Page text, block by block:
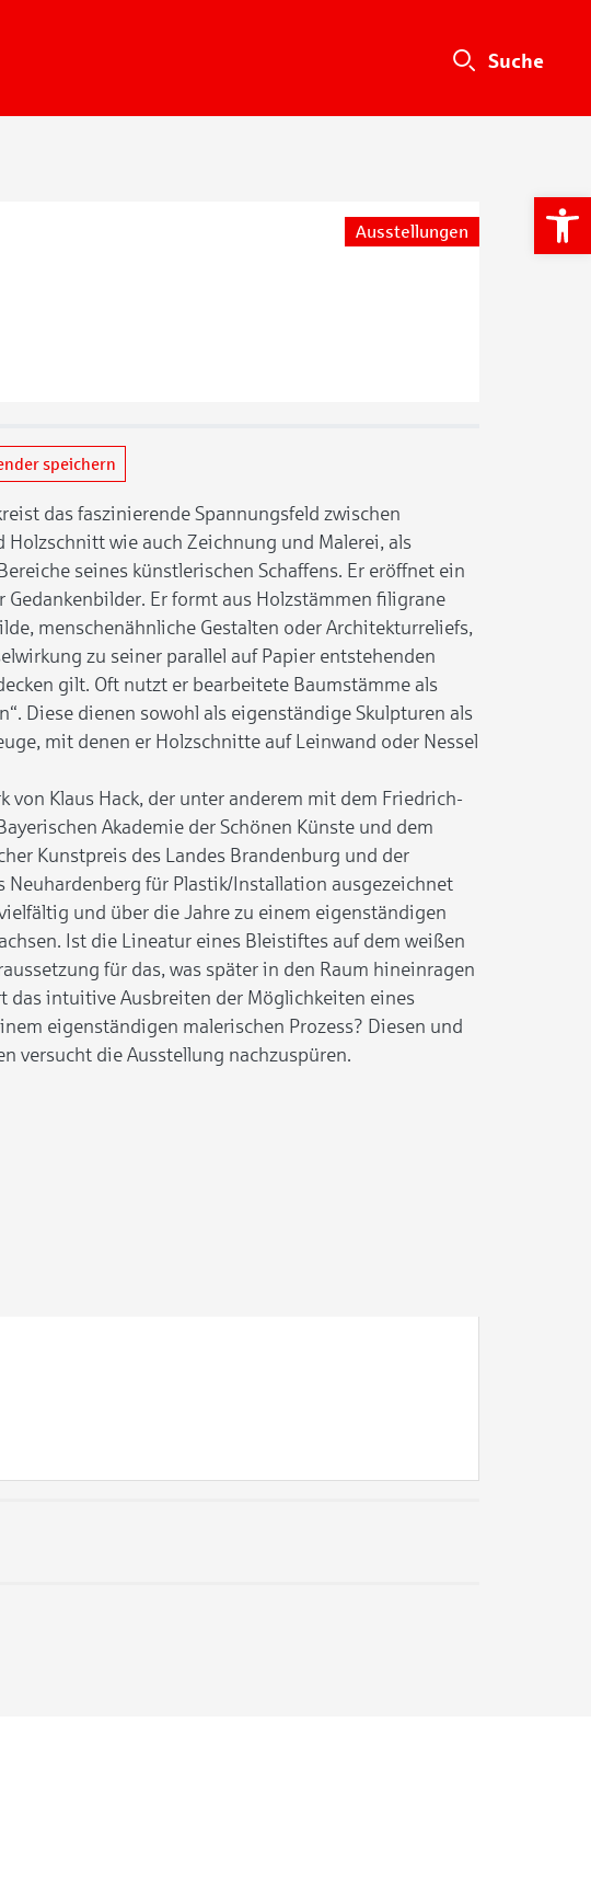
Ausstellungen
speichern
das faszinierende Spannungsfeld zwischen
Holzschnitt wie auch Zeichnung und Malerei, als
seines künstlerischen Schaffens. Er eröffnet ein
Gedankenbilder. Er formt aus Holzstämmen filigrane
menschenähnliche Gestalten oder Architekturreliefs,
zu seiner parallel auf Papier entstehenden
gilt. Oft nutzt er bearbeitete Baumstämme als
Diese dienen sowohl als eigenständige Skulpturen als
mit denen er Holzschnitte auf Leinwand oder Nessel
von Klaus Hack, der unter anderem mit dem Friedrich-
Akademie der Schönen Künste und dem
Kunstpreis des Landes Brandenburg und der
Neuhardenberg für Plastik/Installation ausgezeichnet
und über die Jahre zu einem eigenständigen
Ist die Lineatur eines Bleistiftes auf dem weißen
für das, was später in den Raum hineinragen
das intuitive Ausbreiten der Möglichkeiten eines
eigenständigen malerischen Prozess? Diesen und
versucht die Ausstellung nachzuspüren.